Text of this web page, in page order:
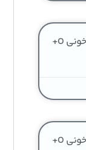
آگهی عادی — اهداکننده آقا گروه خونی O+
آگهی عادی — اهداکننده آقا گروه خونی O+